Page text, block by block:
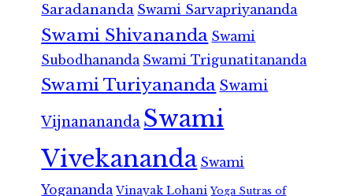
Saradananda Swami Sarvapriyananda
Swami Shivananda Swami
Subodhananda Swami Trigunatitananda
Swami Turiyananda Swami
Vijnanananda Swami
Vivekananda Swami
Yogananda Vinayak Lohani Yoga Sutras of